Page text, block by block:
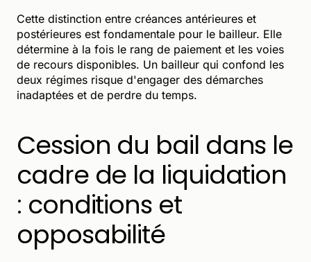
Cette distinction entre créances antérieures et
postérieures est fondamentale pour le bailleur. Elle
détermine à la fois le rang de paiement et les voies
de recours disponibles. Un bailleur qui confond les
deux régimes risque d'engager des démarches
inadaptées et de perdre du temps.
Cession du bail dans le
cadre de la liquidation
: conditions et
opposabilité